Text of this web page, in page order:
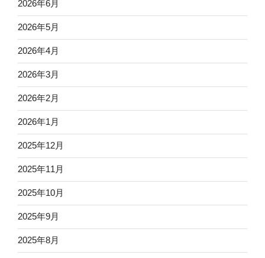
2026年6月
2026年5月
2026年4月
2026年3月
2026年2月
2026年1月
2025年12月
2025年11月
2025年10月
2025年9月
2025年8月